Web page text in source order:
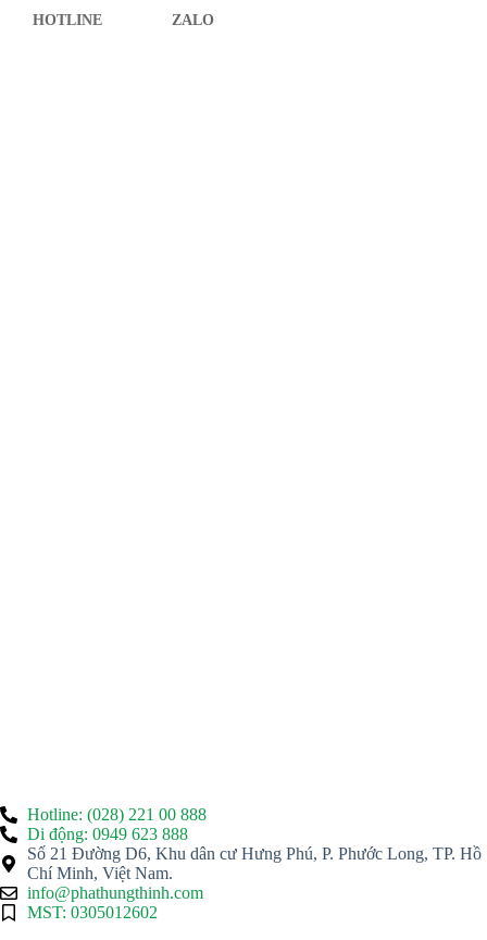
HOTLINE ZALO
Hotline: (028) 221 00 888
Di động: 0949 623 888
Số 21 Đường D6, Khu dân cư Hưng Phú, P. Phước Long, TP. Hồ
Chí Minh, Việt Nam.
info@phathungthinh.com
MST: 0305012602